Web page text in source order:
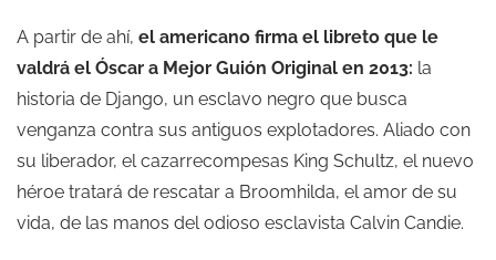
A partir de ahí, el americano firma el libreto que le
valdrá el Óscar a Mejor Guión Original en 2013: la
historia de Django, un esclavo negro que busca
venganza contra sus antiguos explotadores. Aliado con
su liberador, el cazarrecompesas King Schultz, el nuevo
héroe tratará de rescatar a Broomhilda, el amor de su
vida, de las manos del odioso esclavista Calvin Candie.